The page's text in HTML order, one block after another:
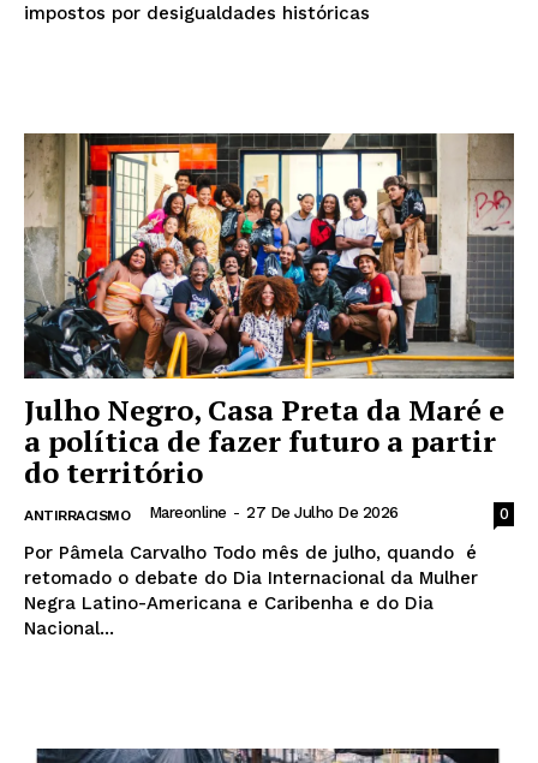
impostos por desigualdades históricas
Julho Negro, Casa Preta da Maré e
a política de fazer futuro a partir
do território
ANTIRRACISMO Mareonline - 27 De Julho De 2026 0
Por Pâmela Carvalho Todo mês de julho, quando é
retomado o debate do Dia Internacional da Mulher
Negra Latino-Americana e Caribenha e do Dia
Nacional...